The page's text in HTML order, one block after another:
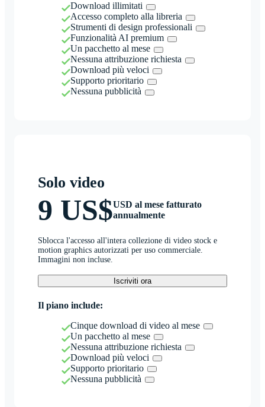
Download illimitati
Accesso completo alla libreria
Strumenti di design professionali
Funzionalità AI premium
Un pacchetto al mese
Nessuna attribuzione richiesta
Download più veloci
Supporto prioritario
Nessuna pubblicità
Solo video
9 US$USD al mese fatturato
annualmente
Sblocca l'accesso all'intera collezione di video stock e
motion graphics autorizzati per uso commerciale.
Immagini non incluse.
Iscriviti ora
Il piano include:
Cinque download di video al mese
Un pacchetto al mese
Nessuna attribuzione richiesta
Download più veloci
Supporto prioritario
Nessuna pubblicità